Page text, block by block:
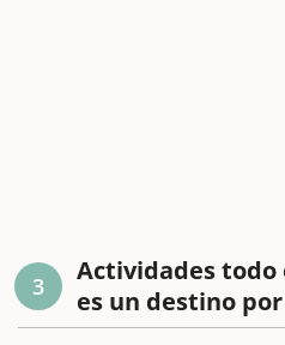
3
Actividades todo
es un destino